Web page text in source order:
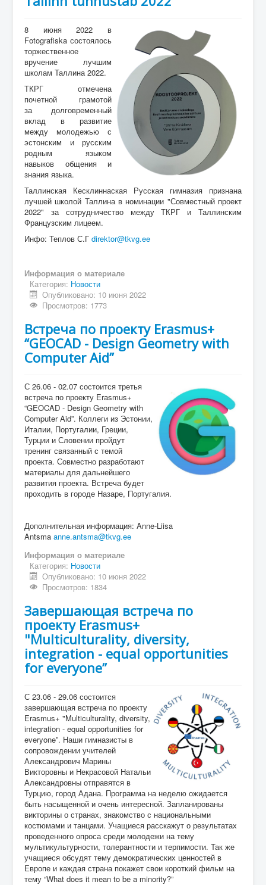
8 июня 2022 в
Fotografiska состоялось
торжественное
вручение лучшим
школам Таллина 2022.
ТКРГ отмечена
почетной грамотой
за долговременный
вклад в развитие
между молодежью с
эстонским и русским
родным языком
навыков общения и
знания языка.
Таллинская Кесклиннаская Русская гимназия признана
лучшей школой Таллина в номинации "Совместный проект
2022" за сотрудничество между ТКРГ и Таллинским
Французским лицеем.
Инфо: Теплов С.Г direktor@tkvg.ee
Информация о материале
Категория: Новости
Опубликовано: 10 июня 2022
Просмотров: 1773
Встреча по проекту Erasmus+
“GEOCAD - Design Geometry with
Computer Aid”
С 26.06 - 02.07 состоится третья
встреча по проекту Erasmus+
“GEOCAD - Design Geometry with
Computer Aid”. Коллеги из Эстонии,
Италии, Португалии, Греции,
Турции и Словении пройдут
тренинг связанный с темой
проекта. Совместно разработают
материалы для дальнейшего
развития проекта. Встреча будет
проходить в городе Назаре, Португалия.
Дополнительная информация: Anne-Liisa
Antsma anne.antsma@tkvg.ee
Информация о материале
Категория: Новости
Опубликовано: 10 июня 2022
Просмотров: 1834
Завершающая встреча по
проекту Erasmus+
"Multiculturality, diversity,
integration - equal opportunities
for everyone”
С 23.06 - 29.06 состоится
завершающая встреча по проекту
Erasmus+ "Multiculturality, diversity,
integration - equal opportunities for
everyone”. Наши гимназисты в
сопровождении учителей
Александрович Марины
Викторовны и Некрасовой Натальи
Александровны отправятся в
Турцию, город Адана. Программа на неделю ожидается
быть насыщенной и очень интересной. Запланированы
викторины о странах, знакомство с национальными
костюмами и танцами. Учащиеся расскажут о результатах
проведенного опроса среди молодежи на тему
мультикультурности, толерантности и терпимости. Так же
учащиеся обсудят тему демократических ценностей в
Европе и каждая страна покажет свои короткий фильм на
тему “What does it mean to be a minority?”